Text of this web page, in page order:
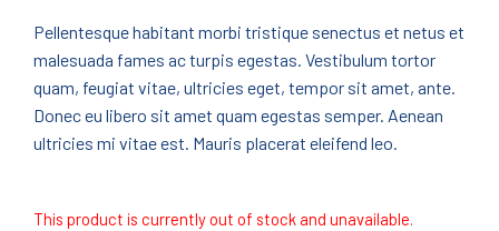
Pellentesque habitant morbi tristique senectus et netus et
malesuada fames ac turpis egestas. Vestibulum tortor
quam, feugiat vitae, ultricies eget, tempor sit amet, ante.
Donec eu libero sit amet quam egestas semper. Aenean
ultricies mi vitae est. Mauris placerat eleifend leo.
This product is currently out of stock and unavailable.